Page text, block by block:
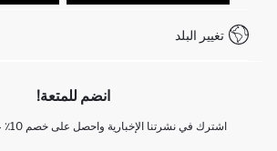
كيف تدفع في ديفاكتو؟
+212 525 076 633 خدمة العملاءتغيير البلد
انضم للمتعة!
اشترك في نشرتنا الإخبارية واحصل على خصم 10٪ على تسوقك الأول!